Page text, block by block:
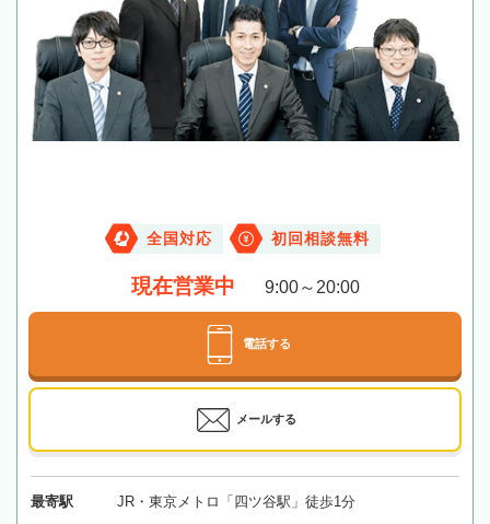
全国対応 初回相談無料
現在営業中 9:00～20:00
電話する
メールする
最寄駅 JR・東京メトロ「四ツ谷駅」徒歩1分